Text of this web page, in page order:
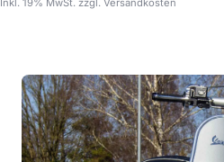
Inkl. 19% MwSt. zzgl. Versandkosten